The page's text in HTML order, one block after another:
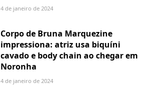
4 de janeiro de 2024
Corpo de Bruna Marquezine
impressiona: atriz usa biquíni
cavado e body chain ao chegar em
Noronha
4 de janeiro de 2024